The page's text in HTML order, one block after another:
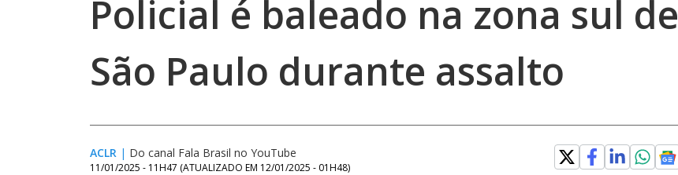
Policial é baleado na zona sul de
São Paulo durante assalto
ACLR | Do canal Fala Brasil no YouTube
11/01/2025 - 11H47 (ATUALIZADO EM 12/01/2025 - 01H48)